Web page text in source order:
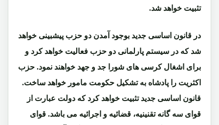
تثبیت خواهد شد.
در قانون اساسی جدید بوجود آمدن دو حزب پیشبینی خواهد
شد که در سیستم پارلمانی دو حزب فعالیت خواهد کرد و
برای اشغال کرسی های شورا جد و جهد خواهند نمود. حزب
اکثریت را پادشاه به تشکیل حکومت مامور خواهد ساخت.
قانون اساسی جدید تثبیت خواهد کرد که دولت عبارت از
قوای سه گانه تقنینیه، قضائیه و اجرائیه می باشد. قوای